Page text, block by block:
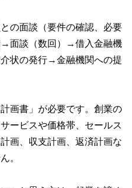
の面談（要件の確認、必要
面談（数回）→借入金融機
状の発行→金融機関への提
画書」が必要です。創業の
ービスや価格帯、セールス
画、収支計画、返済計画な
。